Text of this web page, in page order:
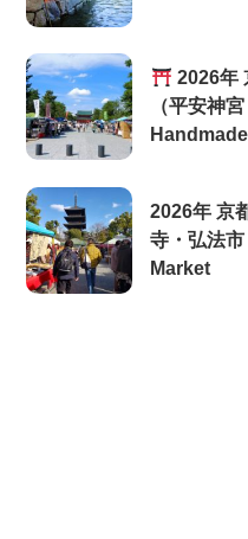
2026年
（平安神
2026年 京
寺・弘法
Market